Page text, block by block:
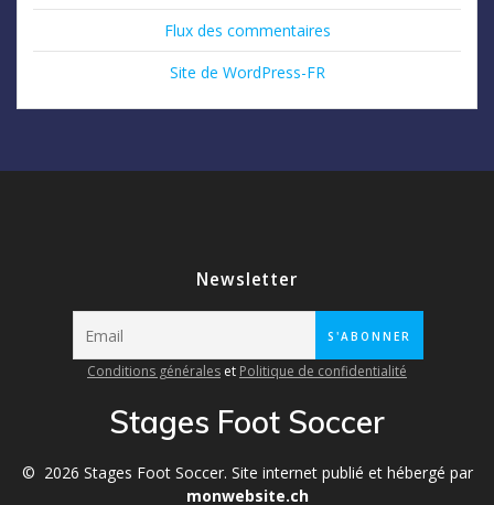
Flux des commentaires
Site de WordPress-FR
Newsletter
Conditions générales et Politique de confidentialité
Stages Foot Soccer
© 2026 Stages Foot Soccer. Site internet publié et hébergé par
monwebsite.ch